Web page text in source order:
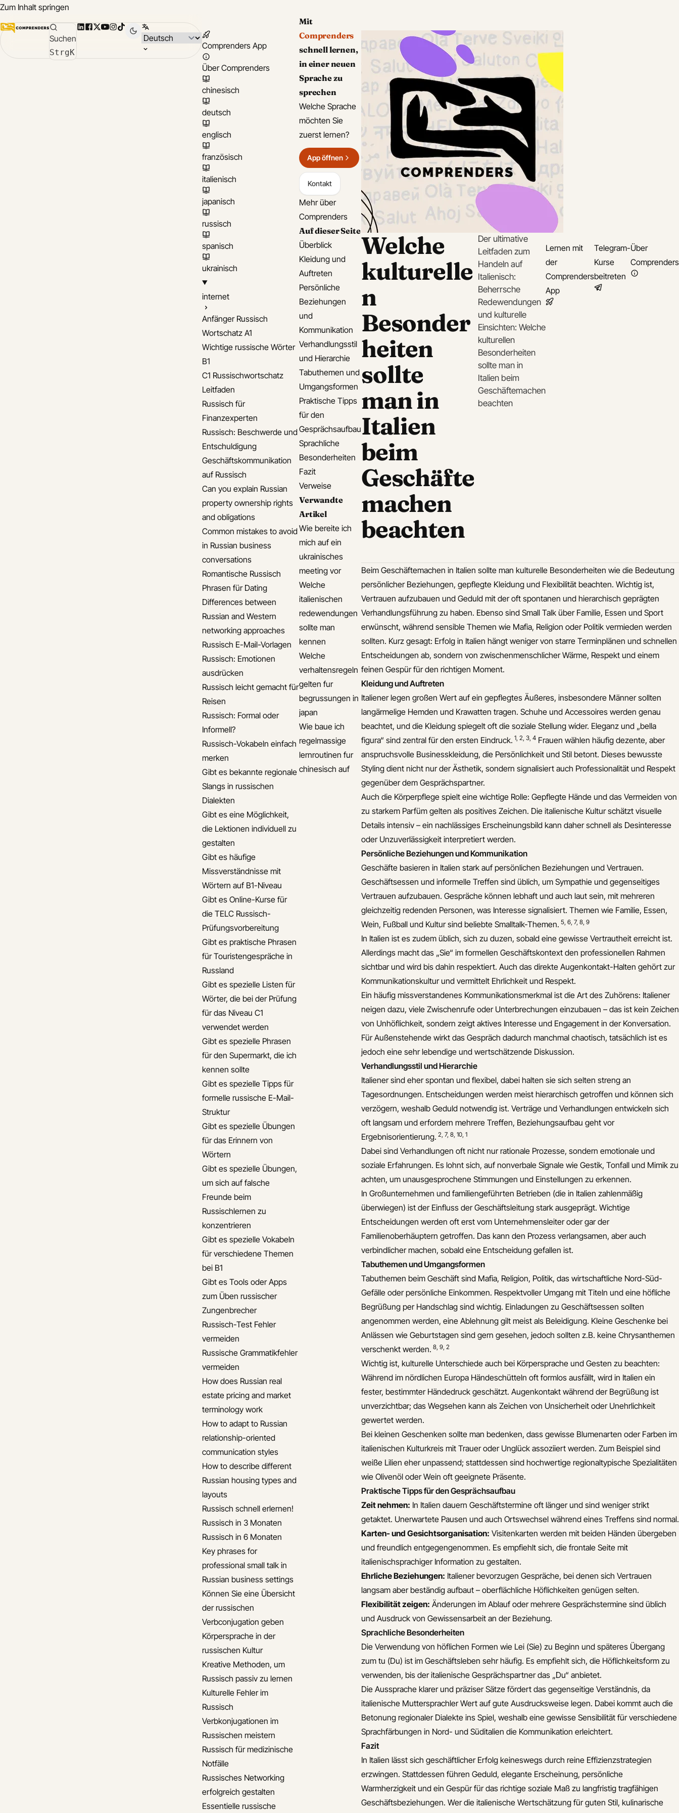
Zum Inhalt springen
Suchen
StrgK
LinkedIn
Facebook
X YouTube
Instagram
TikTok Sprache wählen
Comprenders App
Über Comprenders
chinesisch
deutsch
englisch
französisch
italienisch
japanisch
russisch
spanisch
ukrainisch
internet
Anfänger Russisch
Wortschatz A1
Wichtige russische Wörter
B1
C1 Russischwortschatz
Leitfaden
Russisch für
Finanzexperten
Russisch: Beschwerde und
Entschuldigung
Geschäftskommunikation
auf Russisch
Can you explain Russian
property ownership rights
and obligations
Common mistakes to avoid
in Russian business
conversations
Romantische Russisch
Phrasen für Dating
Differences between
Russian and Western
networking approaches
Russisch E-Mail-Vorlagen
Russisch: Emotionen
ausdrücken
Russisch leicht gemacht für
Reisen
Russisch: Formal oder
Informell?
Russisch-Vokabeln einfach
merken
Gibt es bekannte regionale
Slangs in russischen
Dialekten
Gibt es eine Möglichkeit,
die Lektionen individuell zu
gestalten
Gibt es häufige
Missverständnisse mit
Wörtern auf B1-Niveau
Gibt es Online-Kurse für
die TELC Russisch-
Prüfungsvorbereitung
Gibt es praktische Phrasen
für Touristengespräche in
Russland
Gibt es spezielle Listen für
Wörter, die bei der Prüfung
für das Niveau C1
verwendet werden
Gibt es spezielle Phrasen
für den Supermarkt, die ich
kennen sollte
Gibt es spezielle Tipps für
formelle russische E-Mail-
Struktur
Gibt es spezielle Übungen
für das Erinnern von
Wörtern
Gibt es spezielle Übungen,
um sich auf falsche
Freunde beim
Russischlernen zu
konzentrieren
Gibt es spezielle Vokabeln
für verschiedene Themen
bei B1
Gibt es Tools oder Apps
zum Üben russischer
Zungenbrecher
Russisch-Test Fehler
vermeiden
Russische Grammatikfehler
vermeiden
How does Russian real
estate pricing and market
terminology work
How to adapt to Russian
relationship-oriented
communication styles
How to describe different
Russian housing types and
layouts
Russisch schnell erlernen!
Russisch in 3 Monaten
Russisch in 6 Monaten
Key phrases for
professional small talk in
Russian business settings
Können Sie eine Übersicht
der russischen
Verbconjugation geben
Körpersprache in der
russischen Kultur
Kreative Methoden, um
Russisch passiv zu lernen
Kulturelle Fehler im
Russisch
Verbkonjugationen im
Russischen meistern
Russisch für medizinische
Notfälle
Russisches Networking
erfolgreich gestalten
Essentielle russische
Mit
Comprenders
schnell lernen,
in einer neuen
Sprache zu
sprechen
Welche Sprache
möchten Sie
zuerst lernen?
App öffnen
Kontakt
Mehr über
Comprenders
Auf dieser Seite
Überblick
Kleidung und
Auftreten
Persönliche
Beziehungen
und
Kommunikation
Verhandlungsstil
und Hierarchie
Tabuthemen und
Umgangsformen
Praktische Tipps
für den
Gesprächsaufbau
Sprachliche
Besonderheiten
Fazit
Verweise
Verwandte
Artikel
Wie bereite ich
mich auf ein
ukrainisches
meeting vor
Welche
italienischen
redewendungen
sollte man
kennen
Welche
verhaltensregeln
gelten fur
begrussungen in
japan
Wie baue ich
regelmassige
lernroutinen fur
chinesisch auf
Welche
kulturelle
n
Besonder
heiten
sollte
man in
Italien
beim
Geschäfte
machen
beachten
Der ultimative
Leitfaden zum
Handeln auf
Italienisch:
Beherrsche
Redewendungen
und kulturelle
Einsichten: Welche
kulturellen
Besonderheiten
sollte man in
Italien beim
Geschäftemachen
beachten
Lernen mit
der
Comprenders
App
Telegram-
Kurse
beitreten
Über
Comprenders
Beim Geschäftemachen in Italien sollte man kulturelle Besonderheiten wie die Bedeutung
persönlicher Beziehungen, gepflegte Kleidung und Flexibilität beachten. Wichtig ist,
Vertrauen aufzubauen und Geduld mit der oft spontanen und hierarchisch geprägten
Verhandlungsführung zu haben. Ebenso sind Small Talk über Familie, Essen und Sport
erwünscht, während sensible Themen wie Mafia, Religion oder Politik vermieden werden
sollten. Kurz gesagt: Erfolg in Italien hängt weniger von starre Terminplänen und schnellen
Entscheidungen ab, sondern von zwischenmenschlicher Wärme, Respekt und einem
feinen Gespür für den richtigen Moment.
Kleidung und Auftreten
Italiener legen großen Wert auf ein gepflegtes Äußeres, insbesondere Männer sollten
langärmelige Hemden und Krawatten tragen. Schuhe und Accessoires werden genau
beachtet, und die Kleidung spiegelt oft die soziale Stellung wider. Eleganz und „bella
figura“ sind zentral für den ersten Eindruck. 1, 2, 3, 4 Frauen wählen häufig dezente, aber
anspruchsvolle Businesskleidung, die Persönlichkeit und Stil betont. Dieses bewusste
Styling dient nicht nur der Ästhetik, sondern signalisiert auch Professionalität und Respekt
gegenüber dem Gesprächspartner.
Auch die Körperpflege spielt eine wichtige Rolle: Gepflegte Hände und das Vermeiden von
zu starkem Parfüm gelten als positives Zeichen. Die italienische Kultur schätzt visuelle
Details intensiv – ein nachlässiges Erscheinungsbild kann daher schnell als Desinteresse
oder Unzuverlässigkeit interpretiert werden.
Persönliche Beziehungen und Kommunikation
Geschäfte basieren in Italien stark auf persönlichen Beziehungen und Vertrauen.
Geschäftsessen und informelle Treffen sind üblich, um Sympathie und gegenseitiges
Vertrauen aufzubauen. Gespräche können lebhaft und auch laut sein, mit mehreren
gleichzeitig redenden Personen, was Interesse signalisiert. Themen wie Familie, Essen,
Wein, Fußball und Kultur sind beliebte Smalltalk-Themen. 5, 6, 7, 8, 9
In Italien ist es zudem üblich, sich zu duzen, sobald eine gewisse Vertrautheit erreicht ist.
Allerdings macht das „Sie“ im formellen Geschäftskontext den professionellen Rahmen
sichtbar und wird bis dahin respektiert. Auch das direkte Augenkontakt-Halten gehört zur
Kommunikationskultur und vermittelt Ehrlichkeit und Respekt.
Ein häufig missverstandenes Kommunikationsmerkmal ist die Art des Zuhörens: Italiener
neigen dazu, viele Zwischenrufe oder Unterbrechungen einzubauen – das ist kein Zeichen
von Unhöflichkeit, sondern zeigt aktives Interesse und Engagement in der Konversation.
Für Außenstehende wirkt das Gespräch dadurch manchmal chaotisch, tatsächlich ist es
jedoch eine sehr lebendige und wertschätzende Diskussion.
Verhandlungsstil und Hierarchie
Italiener sind eher spontan und flexibel, dabei halten sie sich selten streng an
Tagesordnungen. Entscheidungen werden meist hierarchisch getroffen und können sich
verzögern, weshalb Geduld notwendig ist. Verträge und Verhandlungen entwickeln sich
oft langsam und erfordern mehrere Treffen, Beziehungsaufbau geht vor
Ergebnisorientierung. 2, 7, 8, 10, 1
Dabei sind Verhandlungen oft nicht nur rationale Prozesse, sondern emotionale und
soziale Erfahrungen. Es lohnt sich, auf nonverbale Signale wie Gestik, Tonfall und Mimik zu
achten, um unausgesprochene Stimmungen und Einstellungen zu erkennen.
In Großunternehmen und familiengeführten Betrieben (die in Italien zahlenmäßig
überwiegen) ist der Einfluss der Geschäftsleitung stark ausgeprägt. Wichtige
Entscheidungen werden oft erst vom Unternehmensleiter oder gar der
Familienoberhäuptern getroffen. Das kann den Prozess verlangsamen, aber auch
verbindlicher machen, sobald eine Entscheidung gefallen ist.
Tabuthemen und Umgangsformen
Tabuthemen beim Geschäft sind Mafia, Religion, Politik, das wirtschaftliche Nord-Süd-
Gefälle oder persönliche Einkommen. Respektvoller Umgang mit Titeln und eine höfliche
Begrüßung per Handschlag sind wichtig. Einladungen zu Geschäftsessen sollten
angenommen werden, eine Ablehnung gilt meist als Beleidigung. Kleine Geschenke bei
Anlässen wie Geburtstagen sind gern gesehen, jedoch sollten z.B. keine Chrysanthemen
verschenkt werden. 8, 9, 2
Wichtig ist, kulturelle Unterschiede auch bei Körpersprache und Gesten zu beachten:
Während im nördlichen Europa Händeschütteln oft formlos ausfällt, wird in Italien ein
fester, bestimmter Händedruck geschätzt. Augenkontakt während der Begrüßung ist
unverzichtbar; das Wegsehen kann als Zeichen von Unsicherheit oder Unehrlichkeit
gewertet werden.
Bei kleinen Geschenken sollte man bedenken, dass gewisse Blumenarten oder Farben im
italienischen Kulturkreis mit Trauer oder Unglück assoziiert werden. Zum Beispiel sind
weiße Lilien eher unpassend; stattdessen sind hochwertige regionaltypische Spezialitäten
wie Olivenöl oder Wein oft geeignete Präsente.
Praktische Tipps für den Gesprächsaufbau
Zeit nehmen: In Italien dauern Geschäftstermine oft länger und sind weniger strikt
getaktet. Unerwartete Pausen und auch Ortswechsel während eines Treffens sind normal.
Karten- und Gesichtsorganisation: Visitenkarten werden mit beiden Händen übergeben
und freundlich entgegengenommen. Es empfiehlt sich, die frontale Seite mit
italienischsprachiger Information zu gestalten.
Ehrliche Beziehungen: Italiener bevorzugen Gespräche, bei denen sich Vertrauen
langsam aber beständig aufbaut – oberflächliche Höflichkeiten genügen selten.
Flexibilität zeigen: Änderungen im Ablauf oder mehrere Gesprächstermine sind üblich
und Ausdruck von Gewissensarbeit an der Beziehung.
Sprachliche Besonderheiten
Die Verwendung von höflichen Formen wie Lei (Sie) zu Beginn und späteres Übergang
zum tu (Du) ist im Geschäftsleben sehr häufig. Es empfiehlt sich, die Höflichkeitsform zu
verwenden, bis der italienische Gesprächspartner das „Du“ anbietet.
Die Aussprache klarer und präziser Sätze fördert das gegenseitige Verständnis, da
italienische Muttersprachler Wert auf gute Ausdrucksweise legen. Dabei kommt auch die
Betonung regionaler Dialekte ins Spiel, weshalb eine gewisse Sensibilität für verschiedene
Sprachfärbungen in Nord- und Süditalien die Kommunikation erleichtert.
Fazit
In Italien lässt sich geschäftlicher Erfolg keineswegs durch reine Effizienzstrategien
erzwingen. Stattdessen führen Geduld, elegante Erscheinung, persönliche
Warmherzigkeit und ein Gespür für das richtige soziale Maß zu langfristig tragfähigen
Geschäftsbeziehungen. Wer die italienische Wertschätzung für guten Stil, kulinarische